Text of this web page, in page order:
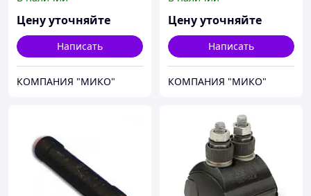
Цену уточняйте
Написать
КОМПАНИЯ "МИКО"
Цену уточняйте
Написать
КОМПАНИЯ "МИКО"